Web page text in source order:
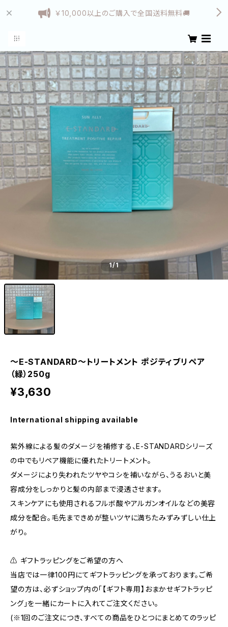
￥10,000以上のご購入で全国送料無料🚚
1/1
～E-STANDARD～トリートメント ポジティブリペア
（緑）250g
¥3,630
International shipping available
紫外線による髪のダメージを補修する、E-STANDARDシリーズ
の中でもリペア機能に優れたトリートメント。
ダメージにより失われたツヤやコシを補いながら、うるおいと美
容成分をしっかりと髪の内部まで浸透させます。
スキンケアにも使用されるフルボ酸やアルガンオイルなどの美容
成分を配合。毛先まできめが整いツヤに満ちたみずみずしい仕上
がり。
⚠️ ギフトラッピングをご希望の方へ
当店では一律100円にてギフトラッピングを承っております。ご希
望の方は、必ずショップ内の「【ギフト専用】おまかせギフトラッピ
ング」を一緒にカートに入れてご注文ください。
(※1回のご注文につき、すべての商品をひとつにまとめてのラッピ